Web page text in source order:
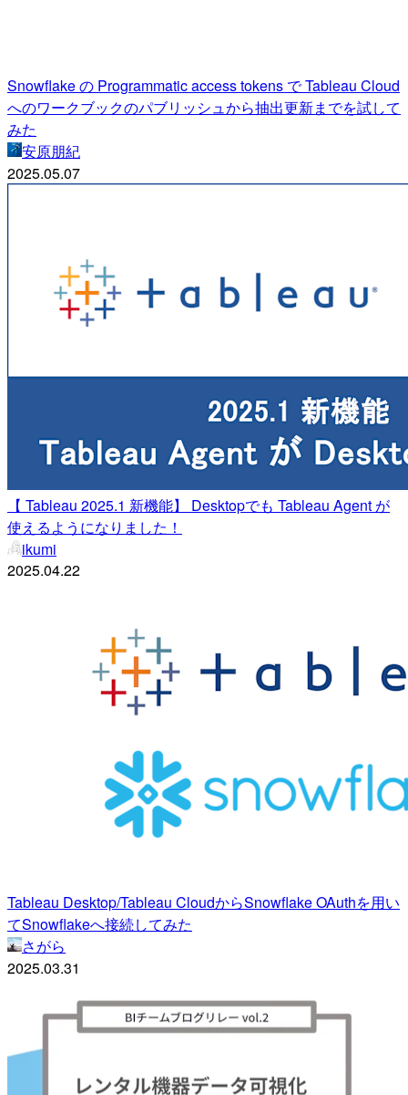
Snowflake の Programmatic access tokens で Tableau Cloud
へのワークブックのパブリッシュから抽出更新までを試して
みた
安原朋紀
2025.05.07
【 Tableau 2025.1 新機能】 Desktopでも Tableau Agent が
使えるようになりました！
ikumi
2025.04.22
Tableau Desktop/Tableau CloudからSnowflake OAuthを用い
てSnowflakeへ接続してみた
さがら
2025.03.31